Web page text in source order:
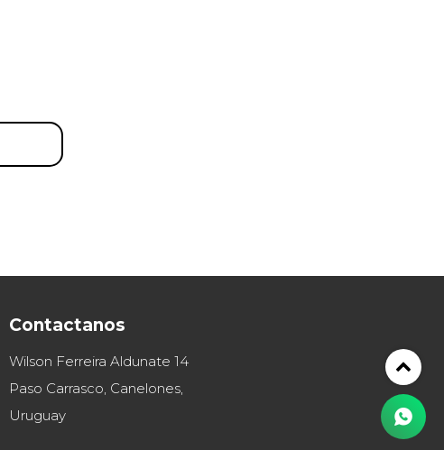
Contactanos
Wilson Ferreira Aldunate 14
Paso Carrasco, Canelones,
Uruguay